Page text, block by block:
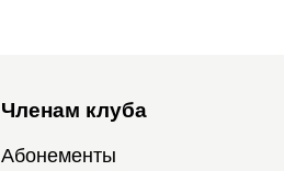
Членам клуба
Абонементы